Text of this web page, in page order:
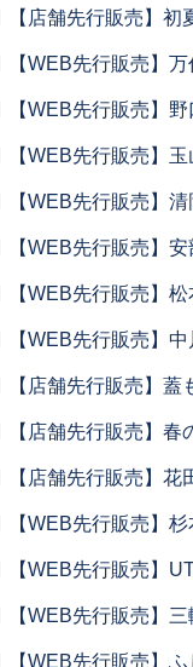
【店舗先行販売】初
【WEB先行販売】
【WEB先行販売】
【WEB先行販売】
【WEB先行販売】
【WEB先行販売】
【WEB先行販売】
【WEB先行販売】
【店舗先行販売】蓋
【店舗先行販売】春
【店舗先行販売】
【WEB先行販売】
【WEB先行販売】
【WEB先行販売】
【WEB先行販売】